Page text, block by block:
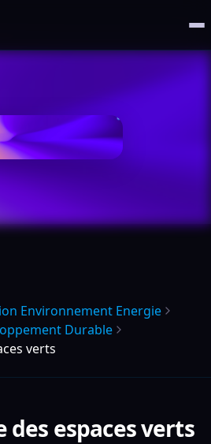
Environnement Energie
Durable
verts
des espaces verts